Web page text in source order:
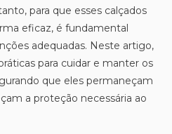
para que esses calçados
eficaz, é fundamental
adequadas. Neste artigo,
para cuidar e manter os
que eles permaneçam
a proteção necessária ao